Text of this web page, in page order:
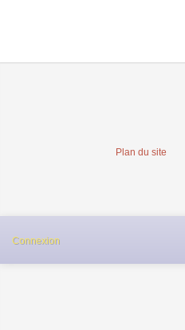
Plan du site
Connexion